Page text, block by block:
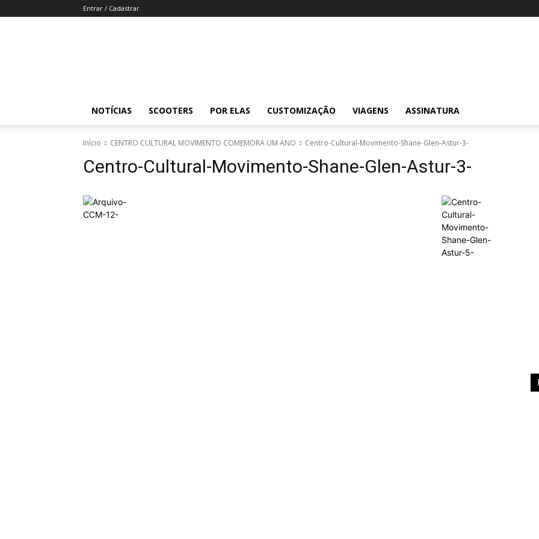
Entrar / Cadastrar
NOTÍCIAS SCOOTERS POR ELAS CUSTOMIZAÇÃO VIAGENS ASSINATURA
Início CENTRO CULTURAL MOVIMENTO COMEMORA UM ANO Centro-Cultural-Movimento-Shane-Glen-Astur-3-
Centro-Cultural-Movimento-Shane-Glen-Astur-3-